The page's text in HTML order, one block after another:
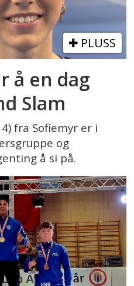
PLUSS
å en dag
Slam
fra Sofiemyr er i
og
å si på.